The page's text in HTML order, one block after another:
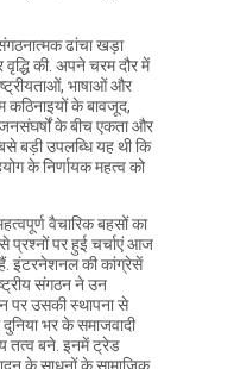
ढांचा खड़ा
की. अपने चरम दौर में
भाषाओं और
कठिनाइयों के बावजूद,
के बीच एकता और
बड़ी उपलब्धि यह थी कि
के निर्णायक महत्व को
वैचारिक बहसों का
प्रश्नों पर हुई चर्चाएं आज
हैं. इंटरनेशनल की कांग्रेसें
संगठन ने उन
पर उसकी स्थापना से
भर के समाजवादी
तत्व बने. इनमें ट्रेड